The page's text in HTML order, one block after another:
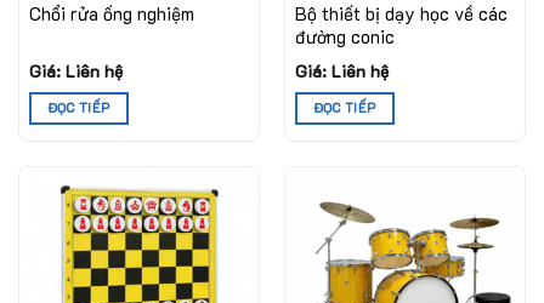
Chổi rửa ống nghiệm
Giá: Liên hệ
ĐỌC TIẾP
Bộ thiết bị dạy học về các
đường conic
Giá: Liên hệ
ĐỌC TIẾP